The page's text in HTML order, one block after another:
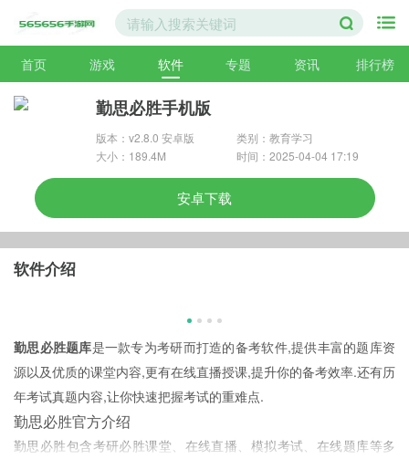
首页 游戏 软件 专题 资讯 排行榜
勤思必胜手机版
版本：v2.8.0 安卓版
类别：教育学习
大小：189.4M
时间：2025-04-04 17:19
安卓下载
软件介绍
勤思必胜题库是一款专为考研而打造的备考软件,提供丰富的题库资
源以及优质的课堂内容,更有在线直播授课,提升你的备考效率.还有历
年考试真题内容,让你快速把握考试的重难点.
勤思必胜官方介绍
勤思必胜包含考研必胜课堂、在线直播、模拟考试、在线题库等多